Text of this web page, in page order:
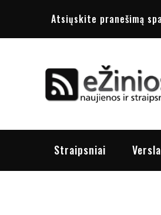
Atsiųskite pranešimą
Straipsniai